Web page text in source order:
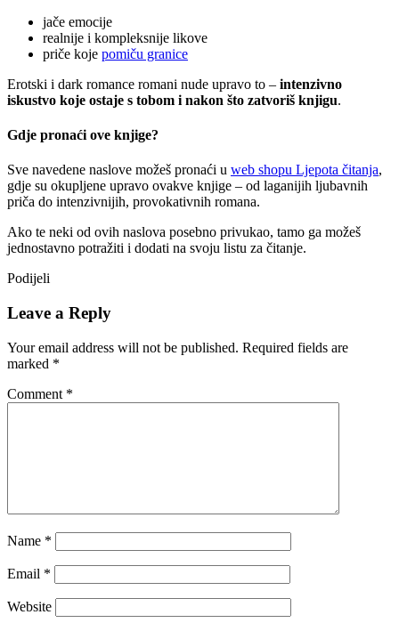
jače emocije
realnije i kompleksnije likove
priče koje pomiču granice
Erotski i dark romance romani nude upravo to – intenzivno
iskustvo koje ostaje s tobom i nakon što zatvoriš knjigu.
Gdje pronaći ove knjige?
Sve navedene naslove možeš pronaći u web shopu Ljepota čitanja,
gdje su okupljene upravo ovakve knjige – od laganijih ljubavnih
priča do intenzivnijih, provokativnih romana.
Ako te neki od ovih naslova posebno privukao, tamo ga možeš
jednostavno potražiti i dodati na svoju listu za čitanje.
Podijeli
Leave a Reply
Your email address will not be published. Required fields are
marked *
Comment *
Name *
Email *
Website